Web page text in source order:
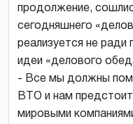
продолжение,
сегодняшнего
реализуется не ради
идеи «делового
- Все мы должны
ВТО и нам
мировыми